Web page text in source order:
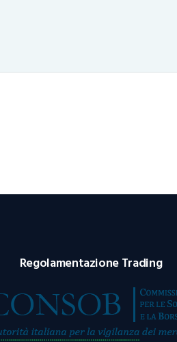
Regolamentazione Trading